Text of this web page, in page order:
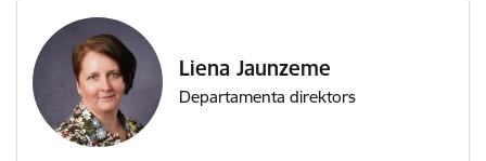
Liena Jaunzeme
Departamenta direktors